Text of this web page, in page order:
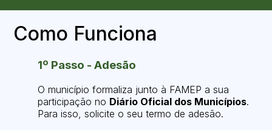
Como Funciona
1º Passo - Adesão
O município formaliza junto à FAMEP a sua
participação no Diário Oficial dos Municípios.
Para isso, solicite o seu termo de adesão.